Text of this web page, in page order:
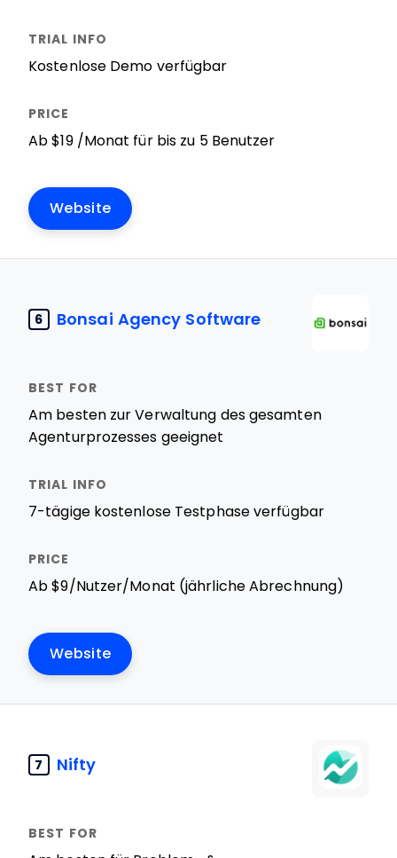
Kostenlose Demo verfügbar
Ab $19 /Monat für bis zu 5 Benutzer
Website
6 Bonsai Agency Software
Am besten zur Verwaltung des gesamten
Agenturprozesses geeignet
7-tägige kostenlose Testphase verfügbar
Ab $9/Nutzer/Monat (jährliche Abrechnung)
Website
7 Nifty